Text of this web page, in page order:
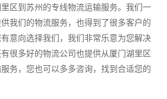
区到苏州的专线物流运输服务。我们一
我们的物流服务，也得到了很多客户的
意向选择我们，我们非常乐意为您解决
很多好的物流公司也提供从厦门湖里区
务，您也可以多多咨询，找到合适您的